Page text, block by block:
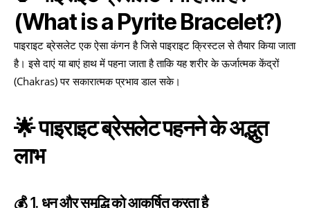
(What is a Pyrite Bracelet?)
पाइराइट ब्रेसलेट एक ऐसा कंगन है जिसे पाइराइट क्रिस्टल से तैयार किया जाता
है। इसे दाएं या बाएं हाथ में पहना जाता है ताकि यह शरीर के ऊर्जात्मक केंद्रों
(Chakras) पर सकारात्मक प्रभाव डाल सके।
🌟 पाइराइट ब्रेसलेट पहनने के अद्भुत
लाभ
💰 1. धन और समृद्धि को आकर्षित करता है